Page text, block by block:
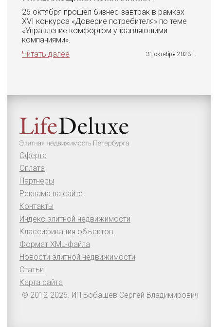
26 октября прошел бизнес-завтрак в рамках
XVI конкурса «Доверие потребителя» по теме
«Управление комфортом управляющими
компаниями».
Читать далее
31 октября 2023 г.
Оферта
Оплата
Партнеры
Реклама на сайте
Контакты
Индекс элитной недвижимости
Классификация объектов
Формат XML-файла
Новости элитной недвижимости
Статьи
Карта сайта
© 2012-2026. ИП Бобашев Сергей Владимирович